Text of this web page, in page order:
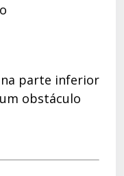
na parte inferior
obstáculo